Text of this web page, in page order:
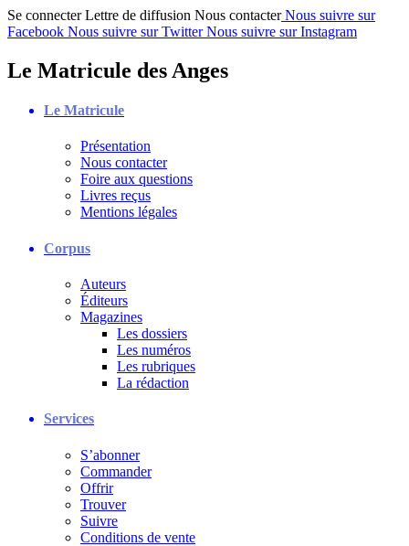
Se connecter Lettre de diffusion Nous contacter Nous suivre sur
Facebook Nous suivre sur Twitter Nous suivre sur Instagram
Le Matricule des Anges
Le Matricule
Présentation
Nous contacter
Foire aux questions
Livres reçus
Mentions légales
Corpus
Auteurs
Éditeurs
Magazines
Les dossiers
Les numéros
Les rubriques
La rédaction
Services
S’abonner
Commander
Offrir
Trouver
Suivre
Conditions de vente